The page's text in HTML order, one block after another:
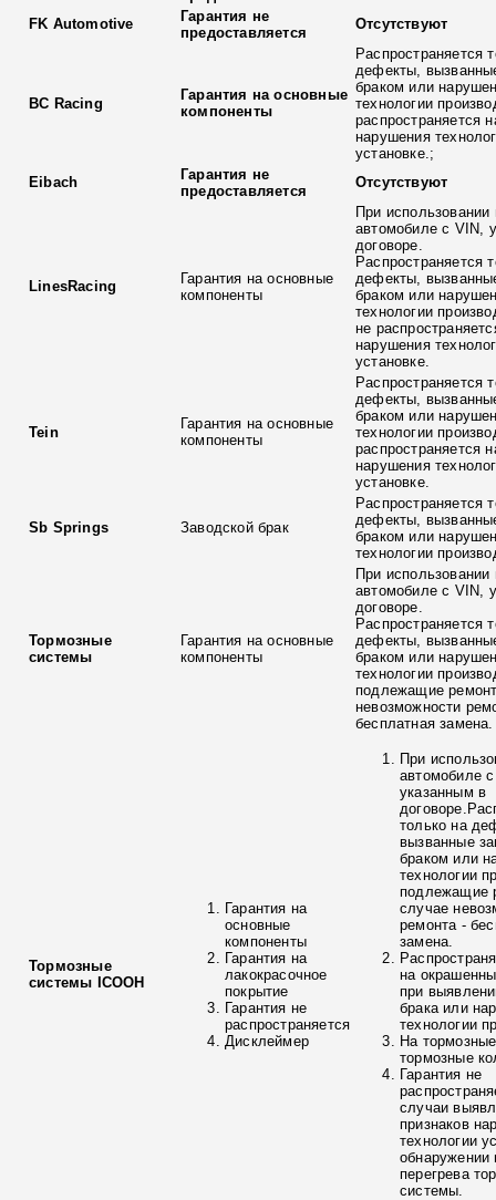
FK Automotive
Гарантия не
предоставляется
Отсутствуют
BC Racing
Гарантия на основные
компоненты
Распространяется
дефекты,
браком или
технологии
распространяется
нарушения
установке.;
Eibach
Гарантия не
предоставляется
Отсутствуют
LinesRacing
Гарантия на основные
компоненты
При использовании
автомобиле с VIN,
договоре.
Распространяется
дефекты,
браком или
технологии
не
нарушения
установке.
Tein
Гарантия на основные
компоненты
Распространяется
дефекты,
браком или
технологии
распространяется
нарушения
установке.
Sb Springs Заводской брак
Распространяется
дефекты,
браком или
технологии
Тормозные
системы
Гарантия на основные
компоненты
При использовании
автомобиле с VIN,
договоре.
Распространяется
дефекты,
браком или
технологии
подлежащие
невозможности
бесплатная замена.
Тормозные
системы ICOOH
Гарантия на
основные
компоненты
Гарантия на
лакокрасочное
покрытие
Гарантия не
распространяется
Дисклеймер
При
автомобиле
указанным в
только на
вызванные
браком или
технологии
подлежащие
случае
ремонта -
замена.
на
при
брака или
технологии
На
тормозные
Гарантия не
случаи
признаков
технологии
обнаружении
перегрева
системы.